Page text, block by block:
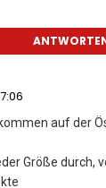
auf der
Größe durch,